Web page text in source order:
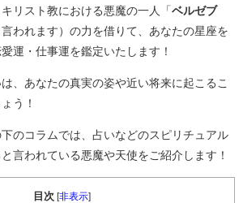
リスト教における悪魔の一人「 ベルゼブ
言われます）の力を借りて、あなたの星座を
運・仕事運を鑑定いたします！
、あなたの真実の姿や近い将来に起こるこ
う！
のコラムでは、占いなどのスピリチュアル
言われている悪魔や天使をご紹介します！
目次 [非表示]